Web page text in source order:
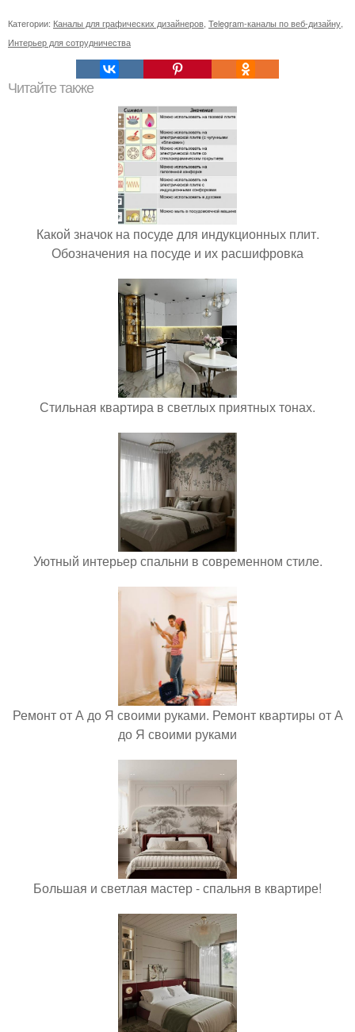
Категории: Каналы для графических дизайнеров Telegram-каналы по веб-дизайну
Интерьер для сотрудничества
Читайте также
Какой значок на посуде для индукционных плит.
Обозначения на посуде и их расшифровка
Стильная квартира в светлых приятных тонах.
Уютный интерьер спальни в современном стиле.
Ремонт от А до Я своими руками. Ремонт квартиры от А
до Я своими руками
Большая и светлая мастер - спальня в квартире!